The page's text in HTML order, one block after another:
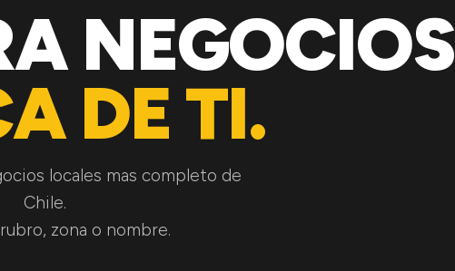
NEGOCIOS
DE TI.
locales mas completo de
Chile.
zona o nombre.